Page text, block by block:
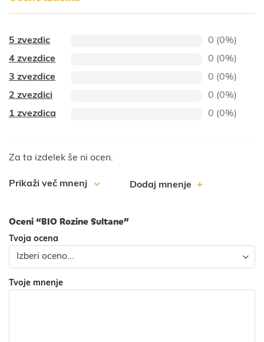
5 zvezdic
0 (0%)
4 zvezdice
0 (0%)
3 zvezdice
0 (0%)
2 zvezdici
0 (0%)
1 zvezdica
0 (0%)
Za ta izdelek še ni ocen.
Prikaži več mnenj Dodaj mnenje
Oceni “BIO Rozine Sultane”
Tvoja ocena
Tvoje mnenje